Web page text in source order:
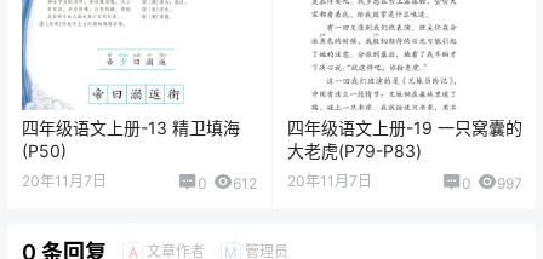
四年级语文上册-13 精卫填海
(P50)
20年11月7日 0 612
四年级语文上册-19 一只窝囊的
大老虎(P79-P83)
20年11月7日 0 997
0 条回复 A 文章作者 M 管理员